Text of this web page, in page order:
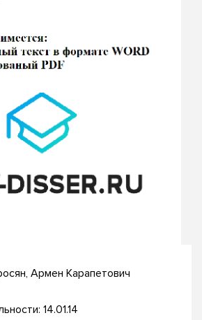
Армен Карапетович
14.01.14